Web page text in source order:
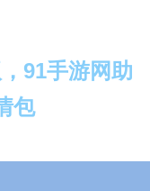
91手游网助
包